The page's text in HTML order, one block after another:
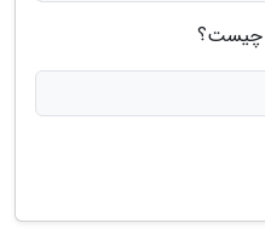
چیست؟